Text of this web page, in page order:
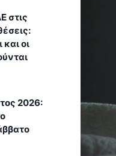
στις
και οι
2026: